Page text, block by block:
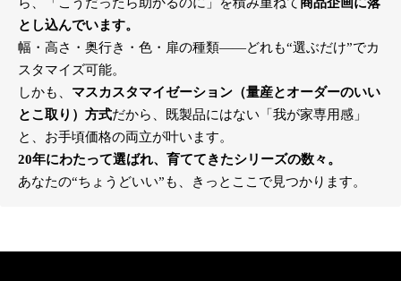
とし込んでいます。
幅・高さ・奥行き・色・扉の種類――どれも“選ぶだけ”でカ
スタマイズ可能。
しかも、 マスカスタマイゼーション（量産とオーダーのいい
とこ取り）方式だから、既製品にはない「我が家専用感」
と、お手頃価格の両立が叶います。
20年にわたって選ばれ、育ててきたシリーズの数々。
あなたの“ちょうどいい”も、きっとここで見つかります。